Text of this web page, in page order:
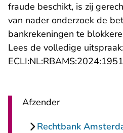
fraude beschikt, is zij
van nader onderzoek de
bankrekeningen te
Lees de volledige uitspraak:
ECLI:NL:RBAMS:2024:1951
Afzender
Rechtbank